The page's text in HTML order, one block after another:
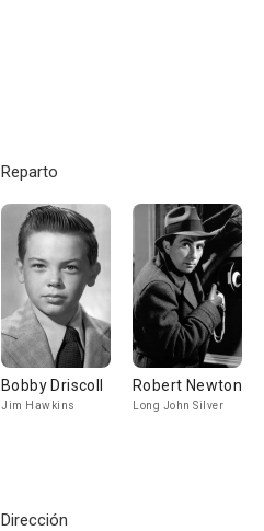
Reparto
Bobby Driscoll
Jim Hawkins
Robert Newton
Long John Silver
Dirección